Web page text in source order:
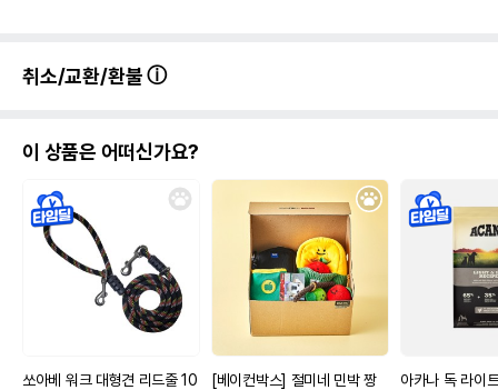
취소/교환/환불
이 상품은 어떠신가요?
쏘아베 워크 대형견 리드줄 10
[베이컨박스] 절미네 민박 짱
아카나 독 라이